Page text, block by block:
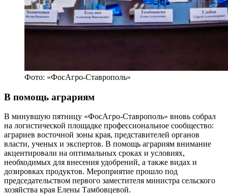
Фото: «ФосАгро-Ставрополь»
В помощь аграриям
В минувшую пятницу «ФосАгро-Ставрополь» вновь собрал
на логистической площадке профессиональное сообщество:
аграриев восточной зоны края, представителей органов
власти, ученых и экспертов. В помощь аграриям внимание
акцентировали на оптимальных сроках и условиях,
необходимых для внесения удобрений, а также видах и
дозировках продуктов. Мероприятие прошло под
председательством первого заместителя министра сельского
хозяйства края Елены Тамбовцевой.